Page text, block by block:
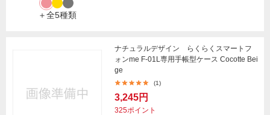
＋全5種類
ナチュラルデザイン らくらくスマートフ
ォンme F-01L専用手帳型ケース Cocotte Bei
ge
(1)
3,245円
325ポイント